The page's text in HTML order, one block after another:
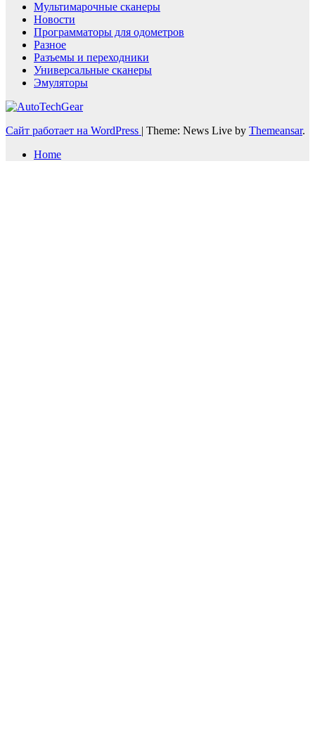
Мультимарочные сканеры
Новости
Программаторы для одометров
Разное
Разъемы и переходники
Универсальные сканеры
Эмуляторы
Сайт работает на WordPress | Theme: News Live by Themeansar.
Home